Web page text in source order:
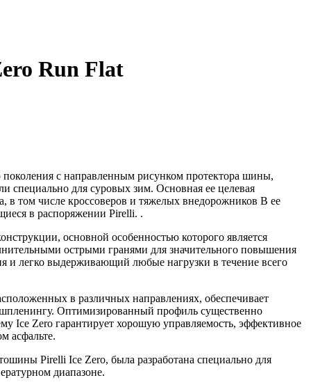
Run Flat
с направленным рисунком протектора шины,
специально для суровых зим. Основная ее целевая
том числе кроссоверов и тяжелых внедорожников В ее
в распоряжении Pirelli. .
основной особенностью которого является
острыми гранями для значительного повышения
легко выдерживающий любые нагрузки в течение всего
в различных направлениях, обеспечивает
Оптимизированный профиль существенно
Ice Zero гарантирует хорошую управляемость, эффективное
асфальте.
Pirelli Ice Zero, была разработана специально для
диапазоне.